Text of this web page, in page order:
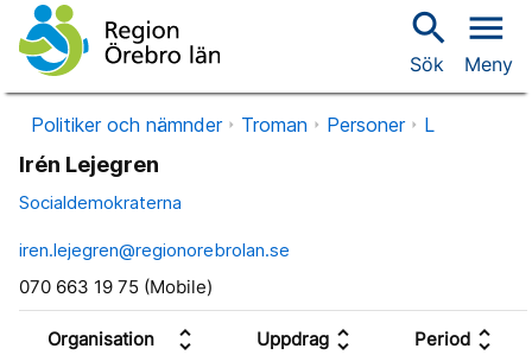
search
Sök
menu
Meny
Politiker och nämnder Troman Personer L
Irén Lejegren
Socialdemokraterna
iren.lejegren@regionorebrolan.se
070 663 19 75 (Mobile)
Organisation unfold_more Uppdrag unfold_more Period unfold_more